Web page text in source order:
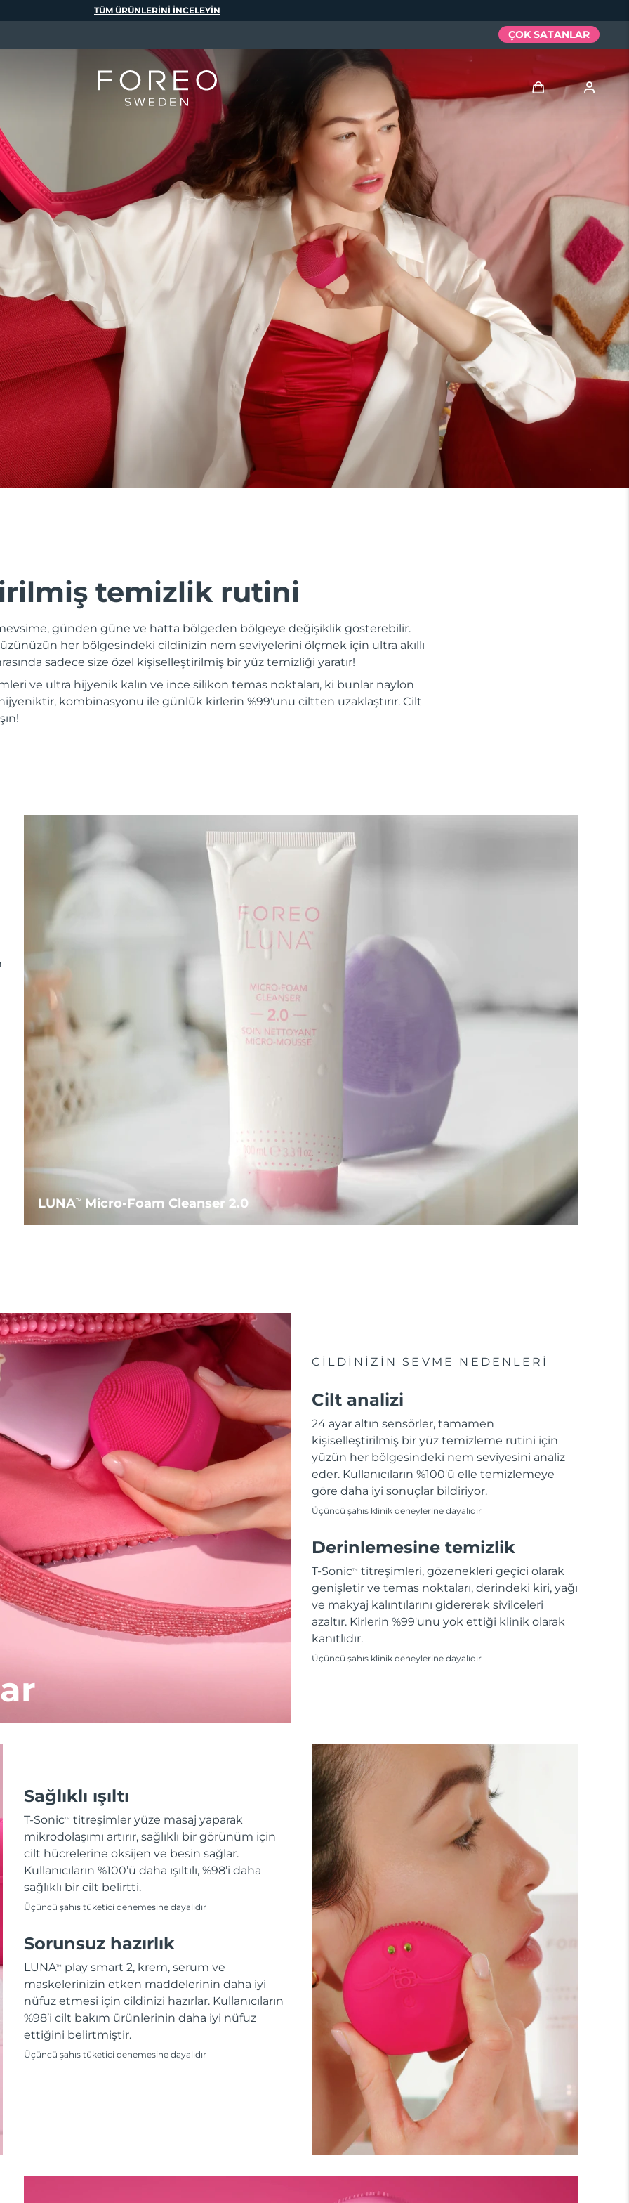
temizlik rutini
günden güne ve hatta bölgeden bölgeye değişiklik gösterebilir.
her bölgesindeki cildinizin nem seviyelerini ölçmek için ultra akıllı
sadece size özel kişiselleştirilmiş bir yüz temizliği yaratır!
ve ultra hijyenik kalın ve ince silikon temas noktaları, ki bunlar naylon
kombinasyonu ile günlük kirlerin %99'unu ciltten uzaklaştırır. Cilt
LUNATMMicro-Foam Cleanser 2.0
CİLDİNİZİN SEVME NEDENLERİ
Cilt analizi
24 ayar altın sensörler, tamamen
kişiselleştirilmiş bir yüz temizleme rutini için
yüzün her bölgesindeki nem seviyesini analiz
eder. Kullanıcıların %100'ü elle temizlemeye
göre daha iyi sonuçlar bildiriyor.
Üçüncü şahıs klinik deneylerine dayalıdır
Derinlemesine temizlik
T-SonicTM
titreşimleri, gözenekleri geçici olarak
genişletir ve temas noktaları, derindeki kiri, yağı
ve makyaj kalıntılarını gidererek sivilceleri
azaltır. Kirlerin %99'unu yok ettiği klinik olarak
kanıtlıdır.
Üçüncü şahıs klinik deneylerine dayalıdır
Sağlıklı ışıltı
T-SonicTM
titreşimler yüze masaj yaparak
mikrodolaşımı artırır, sağlıklı bir görünüm için
cilt hücrelerine oksijen ve besin sağlar.
Kullanıcıların %100’ü daha ışıltılı, %98’i daha
sağlıklı bir cilt belirtti.
Üçüncü şahıs tüketici denemesine dayalıdır
Sorunsuz hazırlık
LUNATM
play smart 2, krem, serum ve
maskelerinizin etken maddelerinin daha iyi
nüfuz etmesi için cildinizi hazırlar. Kullanıcıların
%98’i cilt bakım ürünlerinin daha iyi nüfuz
ettiğini belirtmiştir.
Üçüncü şahıs tüketici denemesine dayalıdır
TÜM ÜRÜNLERINI INCELEYIN
ÇOK SATANLAR
Kullanici profi̇li̇
Cihazlarım
Siparişlerim
Adresim
Aboneliklerim